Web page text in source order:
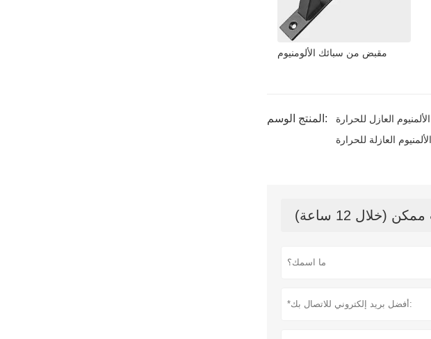
مقبض من سبائك الألومنيوم
المنتج الوسم: العازل للحرارة
العازلة للحرارة
12 ساعة)